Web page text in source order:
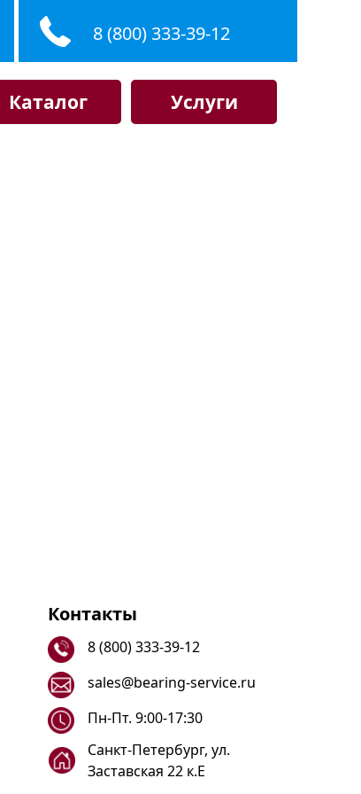
8 (800) 333-39-12
Каталог Услуги
Контакты
8 (800) 333-39-12
sales@bearing-service.ru
Санкт-Петербург, ул.
Заставская 22 к.Е
Пн-Пт. 9:00-17:30